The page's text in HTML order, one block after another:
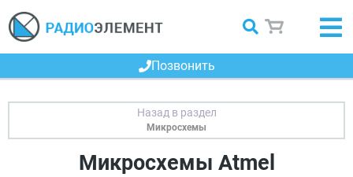
Позвонить
Микросхемы
Микросхемы Atmel